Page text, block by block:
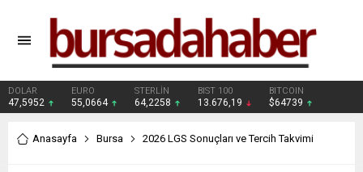
DOLAR
47,5952
EURO
55,0664
STERLİN
64,2258
BIST 100
13.676,19
BITCOIN
$64739
Anasayfa Bursa 2026 LGS Sonuçları ve Tercih Takvimi